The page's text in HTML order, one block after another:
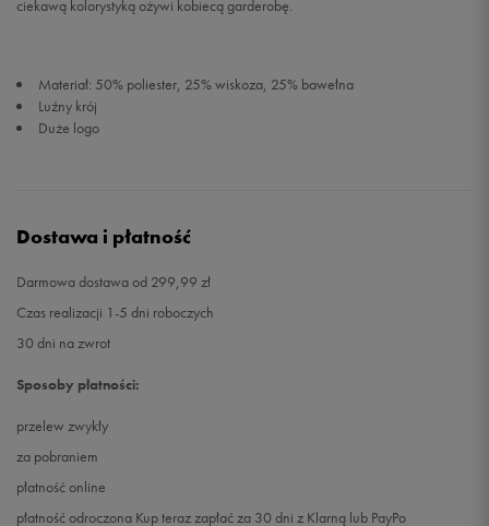
ciekawą kolorystyką ożywi kobiecą garderobę.
Materiał: 50% poliester, 25% wiskoza, 25% bawełna
Luźny krój
Duże logo
Dostawa i płatność
Darmowa dostawa od 299,99 zł
Czas realizacji 1-5 dni roboczych
30 dni na zwrot
Sposoby płatności:
przelew zwykły
za pobraniem
płatność online
płatność odroczona Kup teraz zapłać za 30 dni z Klarną lub PayPo